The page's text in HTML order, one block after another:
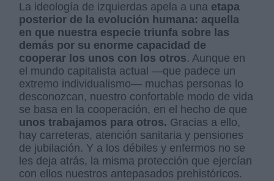
La ideología de izquierdas apela a una etapa
posterior de la evolución humana: aquella
en que nuestra especie triunfa sobre las
demás por su enorme capacidad de
cooperar los unos con los otros. Aunque en
el mundo capitalista actual —que padece un
extremo individualismo— muchas personas lo
desconozcan, nuestro confortable modo de vida
se basa en la cooperación, en el hecho de que
unos trabajamos para otros. Gracias a ello,
hay carreteras, atención sanitaria y pensiones
de jubilación. Y a los débiles y enfermos no se
les deja atrás, la misma protección que ejercían
con ellos nuestros antepasados prehistóricos.